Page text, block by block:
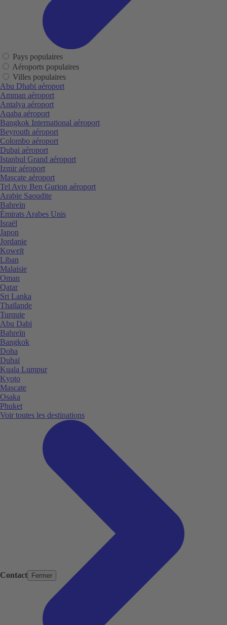
Contact Fermer
Pays populaires
Aéroports populaires
Villes populaires
Abu Dhabi aéroport
Amman aéroport
Antalya aéroport
Aqaba aéroport
Bangkok International aéroport
Beyrouth aéroport
Colombo aéroport
Dubai aéroport
Istanbul Grand aéroport
Izmir aéroport
Mascate aéroport
Tel Aviv Ben Gurion aéroport
Arabie Saoudite
Bahreïn
Émirats Arabes Unis
Israël
Japon
Jordanie
Koweït
Liban
Malaisie
Oman
Qatar
Sri Lanka
Thaïlande
Turquie
Abu Dabi
Bahreïn
Bangkok
Doha
Dubaï
Kuala Lumpur
Kyoto
Mascate
Osaka
Phuket
Voir toutes les destinations